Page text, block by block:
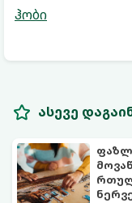
ჰობი
ასევე